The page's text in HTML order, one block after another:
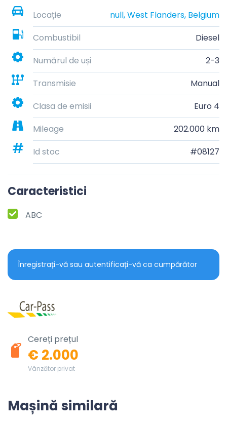
Locație
null, West Flanders, Belgium
Combustibil
Diesel
Numărul de uși
2-3
Transmisie
Manual
Clasa de emisii
Euro 4
Mileage
202.000 km
Id stoc
#08127
Caracteristici
ABC
Înregistrați-vă sau autentificați-vă ca cumpărător
Cereți prețul
€ 2.000
Vânzător privat
Mașină similară